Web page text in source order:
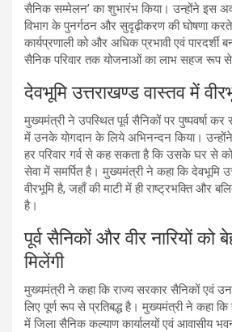
सैनिक सम्मेलन’ का शुभारंभ किया। उन्होंने इस
विभाग के पुनर्गठन और सुदृढ़ीकरण की घोषणा करते
कार्यप्रणाली को और अधिक प्रभावी एवं पारदर्शी
सैनिक परिवार तक योजनाओं का लाभ सहज रूप
देवभूमि उत्तराखण्ड वास्तव में
मुख्यमंत्री ने उपस्थित पूर्व सैनिकों पर पुष्पवर्षा कर
में उनके योगदान के लिये अभिनन्दन किया।
हर परिवार गर्व से कह सकता है कि उसके घर से
सेवा में समर्पित है। मुख्यमंत्री ने कहा कि देवभूमि
वीरभूमि है, जहाँ की माटी में ही राष्ट्रभक्ति और
है।
पूर्व सैनिकों और वीर नारियों को
मिलेंगी
मुख्यमंत्री ने कहा कि राज्य सरकार सैनिकों एवं
लिए पूर्ण रूप से प्रतिबद्ध है। मुख्यमंत्री ने कहा कि
में जिला सैनिक कल्याण कार्यालयों एवं आवासीय